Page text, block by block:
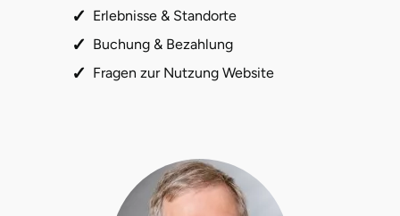
Erlebnisse & Standorte
Buchung & Bezahlung
Fragen zur Nutzung Website